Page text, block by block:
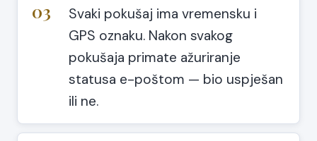
03
Svaki pokušaj ima vremensku i
GPS oznaku. Nakon svakog
pokušaja primate ažuriranje
statusa e-poštom — bio uspješan
ili ne.